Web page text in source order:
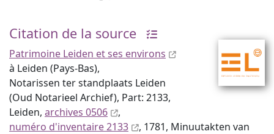
Citation de la source
Patrimoine Leiden et ses environs
à Leiden (Pays-Bas),
Notarissen ter standplaats Leiden
(Oud Notarieel Archief), Part: 2133,
Leiden, archives 0506
,
numéro d'inventaire 2133
, 1781, Minuutakten van